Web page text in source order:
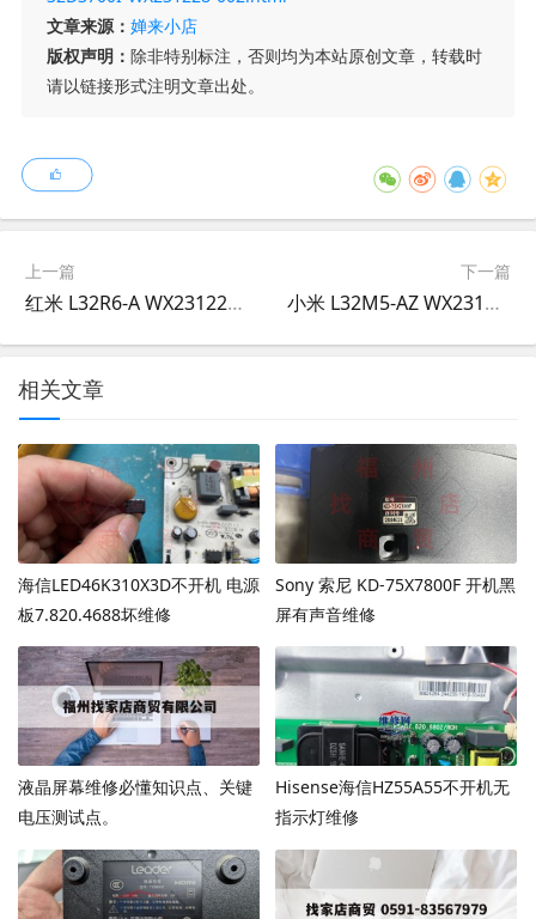
文章来源： 婵来小店
版权声明： 除非特别标注，否则均为本站原创文章，转载时
请以链接形式注明文章出处。
上一篇
红米 L32R6-A WX231228-001
下一篇
小米 L32M5-AZ WX231228-004
相关文章
海信LED46K310X3D不开机 电源
板7.820.4688坏维修
Sony 索尼 KD-75X7800F 开机黑
屏有声音维修
液晶屏幕维修必懂知识点、关键
电压测试点。
Hisense海信HZ55A55不开机无
指示灯维修